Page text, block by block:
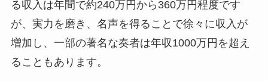
る収入は年間で約240万円から360万円程度です
が、実力を磨き、名声を得ることで徐々に収入が
増加し、一部の著名な奏者は年収1000万円を超え
ることもあります。